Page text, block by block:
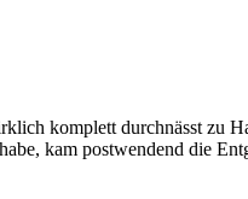
komplett durchnässt zu
kam postwendend die